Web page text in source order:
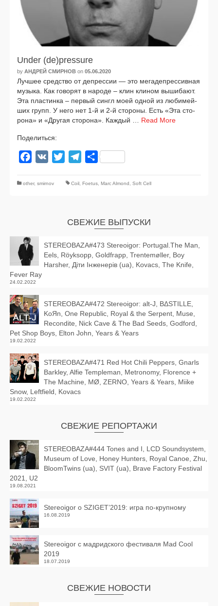
Under (de)pressure
by АНДРЕЙ СМИРНОВ on 05.06.2020
Лучшее сред­ство от депрес­сии — это мега­де­прес­сив­ная
музы­ка. Как гово­рят в наро­де – клин кли­ном выши­ба­ют.
Эта пла­стин­ка – пер­вый син­гл моей одной из люби­мей­
ших групп. У него нет 1‑й и 2‑й сто­ро­ны. Есть «Эта сто­
ро­на» и «Другая сто­ро­на». Каждый … Read More
Поделиться:
Facebook
VK Twitter TelegramОтправить
other, smirnov Coil Foetus Marc Almond Soft Cell
СВЕЖИЕ ВЫПУСКИ
STEREOBAZA#473 Stereoigor: Portugal.The Man,
Eels, Röyksopp, Goldfrapp, Trentemøller, Boy
Harsher, Діти Інженерів (ua), Kovacs, The Knife,
Fever Ray
24.02.2022
STEREOBAZA#472 Stereoigor: alt‑J, BΔSTILLE,
KoЯn, One Republic, Royal & the Serpent, Muse,
Recondite, Nick Cave & The Bad Seeds, Godford,
Pet Shop Boys, Elton John, Years & Years
19.02.2022
STEREOBAZA#471 Red Hot Chili Peppers, Gnarls
Barkley, Alfie Templeman, Metronomy, Florence +
The Machine, MØ, ZERNO, Years & Years, Miike
Snow, Leftfield, Kovacs
19.02.2022
СВЕЖИЕ РЕПОРТАЖИ
STEREOBAZA#444 Tones and I, LCD Soundsystem,
Museum of Love, Honey Hunters, Royal Canoe, Zhu,
BloomTwins (ua), SVIT (ua), Brave Factory Festival
2021, U2
19.08.2021
Stereoigor о SZIGET’2019: игра по-крупному
16.08.2019
Stereoigor с мадридского фестиваля Mad Cool
2019
18.07.2019
СВЕЖИЕ НОВОСТИ